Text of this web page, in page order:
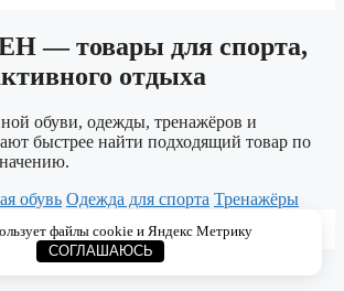
— товары для спорта,
отдыха
обуви, одежды, тренажёров и
быстрее найти подходящий товар по
обувь Одежда для спорта Тренажёры
фитнеса и активного отдыха.
файлы cookie и Яндекс Метрику
СОГЛАШАЮСЬ